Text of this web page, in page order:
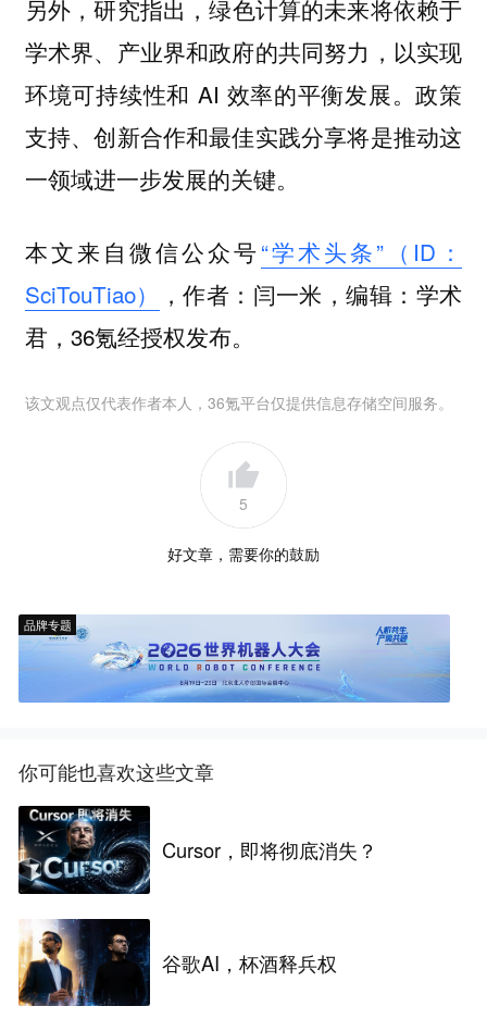
另外，研究指出，绿色计算的未来将依赖于
学术界、产业界和政府的共同努力， 以实现
环境可持续性和 AI 效率的平衡发展。政策
支持、创新合作和最佳实践分享将是推动这
一领域进一步发展的关键。
本文来自微信公众号“学术头条”（ID：
SciTouTiao）
，作者：闫一米，编辑：学术
君，36氪经授权发布。
该文观点仅代表作者本人，36氪平台仅提供信息存储空间服务。
5
好文章，需要你的鼓励
品牌专题
你可能也喜欢这些文章
Cursor，即将彻底消失？
谷歌AI，杯酒释兵权